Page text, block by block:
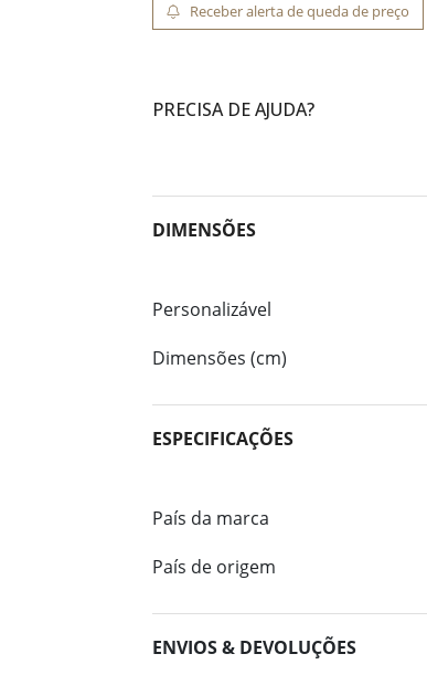
Receber alerta de queda de preço
PRECISA DE AJUDA?
DIMENSÕES
Personalizável
Dimensões (cm)
ESPECIFICAÇÕES
País da marca
País de origem
ENVIOS & DEVOLUÇÕES